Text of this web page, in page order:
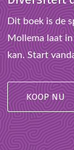
Dit boek is de
Mollema laat
kan. Start
KOOP NU